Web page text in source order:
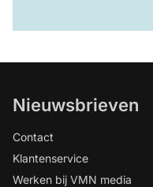
Nieuwsbrieven
Contact
Klantenservice
Werken bij VMN media